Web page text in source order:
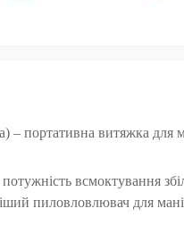
– портативна витяжка для
всмоктування
пиловловлювач для